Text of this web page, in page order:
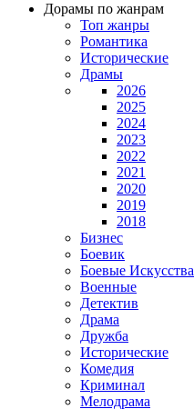
Дорамы по жанрам
Топ жанры
Романтика
Исторические
Драмы
2026
2025
2024
2023
2022
2021
2020
2019
2018
Бизнес
Боевик
Боевые Искусства
Военные
Детектив
Драма
Дружба
Исторические
Комедия
Криминал
Мелодрама